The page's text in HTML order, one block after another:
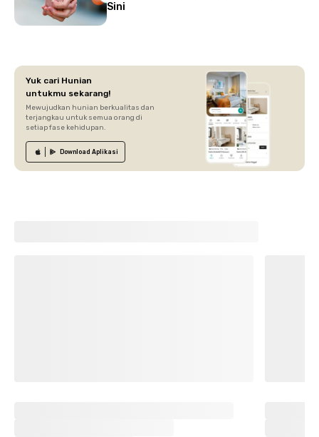
Sini
Yuk cari Hunian
untukmu sekarang!
Mewujudkan hunian berkualitas dan
terjangkau untuk semua orang di
setiap fase kehidupan.
Download Aplikasi